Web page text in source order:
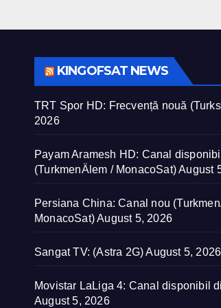
KINGOFSAT NEWS
TRT Spor HD: Frecvență nouă
2026
Payam Aramesh HD: Canal
(TurkmenÄlem / MonacoSat)August
Persiana China: Canal nou
MonacoSat)August 5, 2026
Sangat TV: (Astra 2G) August 5, 2026
Movistar LaLiga 4: Canal disponibil
August 5, 2026